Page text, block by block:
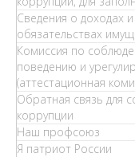
Сведения о доходах
обязательствах
Комиссия по
поведению и
(аттестационная
Обратная связь для
коррупции
Наш профсоюз
Я патриот России